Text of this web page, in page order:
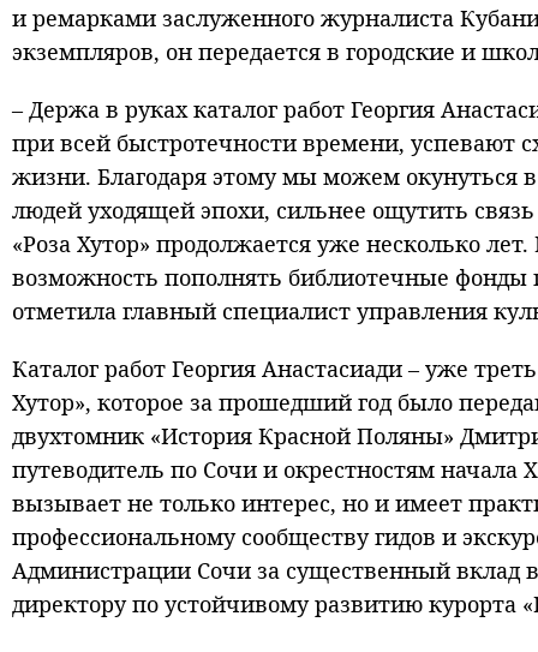
и ремарками заслуженного журналиста
экземпляров, он передается в городские и
– Держа в руках каталог работ Георгия
при всей быстротечности времени,
жизни. Благодаря этому мы можем окунуться
людей уходящей эпохи, сильнее ощутить
«Роза Хутор» продолжается уже несколько
возможность пополнять библиотечные
отметила главный специалист управления
Каталог работ Георгия Анастасиади – уже
Хутор», которое за прошедший год было
двухтомник «История Красной Поляны»
путеводитель по Сочи и окрестностям начала
вызывает не только интерес, но и имеет
профессиональному сообществу гидов и
Администрации Сочи за существенный вклад
директору по устойчивому развитию курорта